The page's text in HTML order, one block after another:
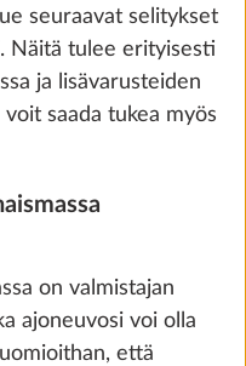
seuraavat selitykset
Näitä tulee erityisesti
ja lisävarusteiden
saada tukea myös
on valmistajan
ajoneuvosi voi olla
että